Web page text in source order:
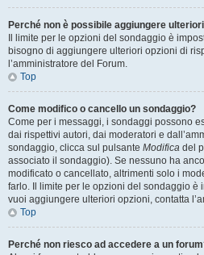
Perché non è possibile aggiungere
Il limite per le opzioni del sondaggio è
bisogno di aggiungere ulteriori opzioni di
l’amministratore del Forum.
Top
Come modifico o cancello un sondaggio?
Come per i messaggi, i sondaggi possono
dai rispettivi autori, dai moderatori e
sondaggio, clicca sul pulsante Modifica del
associato il sondaggio). Se nessuno ha
modificato o cancellato, altrimenti solo i
farlo. Il limite per le opzioni del sondaggio è
vuoi aggiungere ulteriori opzioni, contatta
Top
Perché non riesco ad accedere a un